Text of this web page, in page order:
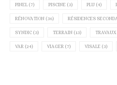
PINEL (7) PISCINE (3) PLU (4)
RÉNOVATION (36) RÉSIDENCES
SYNDIC (3) TERRAIN (13) TRAVAUX
VAR (24) VIAGER (7) VISALE (3)